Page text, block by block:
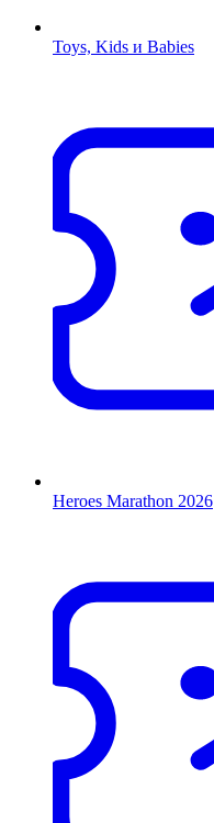
Toys, Kids и Babies
Heroes Marathon 2026